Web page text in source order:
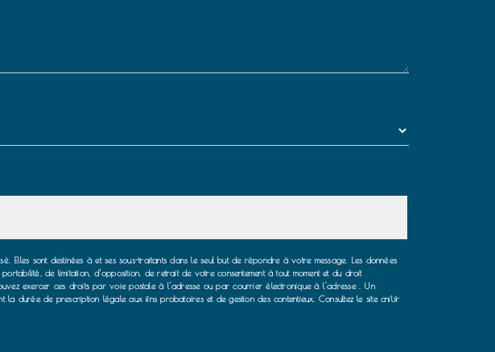
Elles sont destinées à et ses sous-traitants dans le seul but de répondre à votre message. Les données
de limitation, d’opposition, de retrait de votre consentement à tout moment et du droit
exercer ces droits par voie postale à l'adresse ou par courrier électronique à l'adresse . Un
durée de prescription légale aux fins probatoires et de gestion des contentieux. Consultez le site cnil.fr